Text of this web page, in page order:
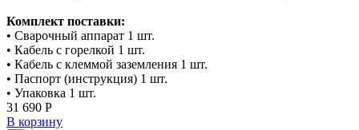
Комплект поставки:
• Сварочный аппарат 1 шт.
• Кабель с горелкой 1 шт.
• Кабель с клеммой заземления 1 шт.
• Паспорт (инструкция) 1 шт.
• Упаковка 1 шт.
31 690 Р
В корзину